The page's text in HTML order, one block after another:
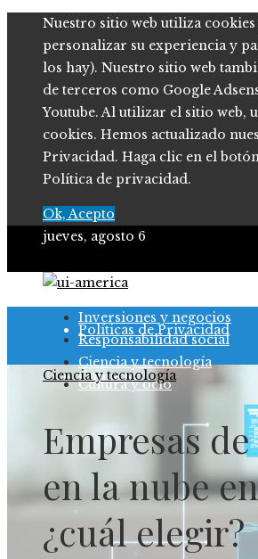
Nuestro sitio web utiliza
personalizar su experiencia y
los hay). Nuestro sitio web
de terceros como Google
Youtube. Al utilizar el sitio web,
cookies. Hemos actualizado
Privacidad. Haga clic en el
Política de privacidad.
Ok, Acepto
jueves, agosto 6
Quiénes somos
Políticas de Privacidad
Contacto
Inversiones y negocios
Responsabilidad social
Ciencia y tecnología
Cultura y ocio
Ciencia y tecnología
Empresas
en la nube
¿cuál elegir?